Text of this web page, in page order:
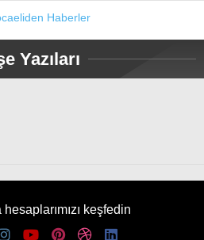
Yazıları
keşfedin